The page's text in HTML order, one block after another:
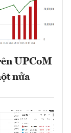
UPCoM
nửa